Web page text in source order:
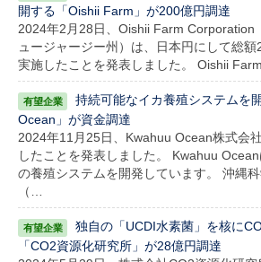
開する「Oishii Farm」が200億円調達
2024年2月28日、Oishii Farm Corporation
ュージャージー州）は、日本円にして総
実施したことを発表しました。 Oishii
持続可能なイカ養殖システムを
Ocean」が資金調達
2024年11月25日、Kwahuu Ocean株式会
したことを発表しました。 Kwahuu
の養殖システムを開発しています。 沖縄
（…
独自の「UCDI水素菌」を核に
「CO2資源化研究所」が28億円調達